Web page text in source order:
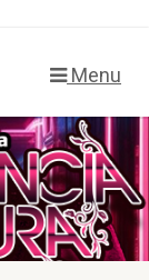
Menu